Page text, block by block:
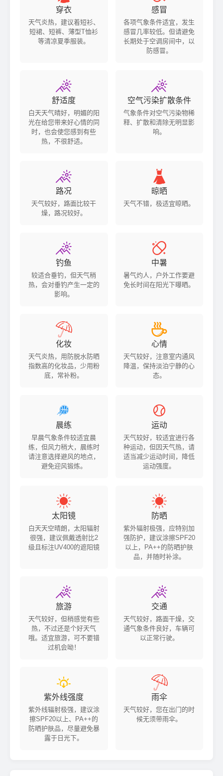
穿衣
天气炎热，建议着短衫、
短裙、短裤、薄型T恤衫
等清凉夏季服装。
感冒
各项气象条件适宜，发生
感冒几率较低。但请避免
长期处于空调房间中，以
防感冒。

舒适度
白天天气晴好，明媚的阳
光在给您带来好心情的同
时，也会使您感到有些
热，不很舒适。

空气污染扩散条件
气象条件对空气污染物稀
释、扩散和清除无明显影
响。

路况
天气较好，路面比较干
燥，路况较好。

晾晒
天气不错，极适宜晾晒。

钓鱼
较适合垂钓，但天气稍
热，会对垂钓产生一定的
影响。

中暑
暑气灼人，户外工作要避
免长时间在阳光下曝晒。

化妆
天气炎热，用防脱水防晒
指数高的化妆品，少用粉
底，常补粉。

心情
天气较好，注意室内通风
降温，保持淡泊宁静的心
态。

晨练
早晨气象条件较适宜晨
练，但风力稍大，晨练时
请注意选择避风的地点，
避免迎风锻炼。

运动
天气较好，较适宜进行各
种运动，但因天气热，请
适当减少运动时间，降低
运动强度。

太阳镜
白天天空晴朗，太阳辐射
很强，建议佩戴透射比2
级且标注UV400的遮阳镜

防晒
紫外辐射极强，应特别加
强防护，建议涂擦SPF20
以上，PA++的防晒护肤
品，并随时补涂。

旅游
天气较好，但稍感觉有些
热，不过还是个好天气
哦。适宜旅游，可不要错
过机会呦！

交通
天气较好，路面干燥，交
通气象条件良好，车辆可
以正常行驶。

紫外线强度
紫外线辐射极强，建议涂
擦SPF20以上、PA++的
防晒护肤品，尽量避免暴
露于日光下。

雨伞
天气较好，您在出门的时
候无须带雨伞。